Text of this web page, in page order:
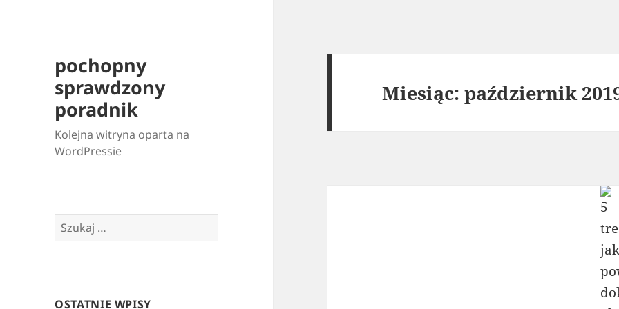
pochopny
sprawdzony
poradnik
Kolejna witryna oparta na
WordPressie
Szukaj:
OSTATNIE WPISY
Miesiąc:październik